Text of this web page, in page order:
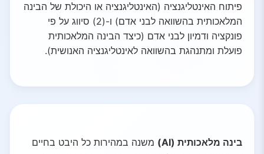
פיתוח האינטליגנציה (האינטליגנציה או היכולת של הבינה
המלאכותית בהשוואה לבני אדם) ו-(2) סיווג על פי
פונקציה ודמיון לבני אדם (כיצד הבינה המלאכותית
פועלת ומתנהגת בהשוואה לאינטליגנציה האנושית).
בינה מלאכותית (AI)
משנה במהירות כל היבט בחיים